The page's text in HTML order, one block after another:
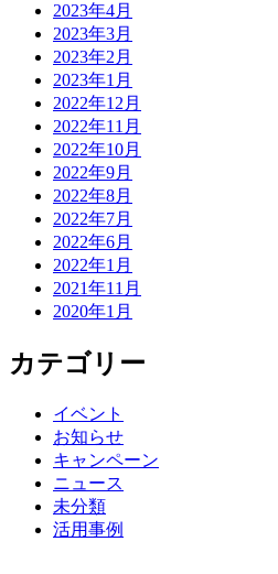
2023年4月
2023年3月
2023年2月
2023年1月
2022年12月
2022年11月
2022年10月
2022年9月
2022年8月
2022年7月
2022年6月
2022年1月
2021年11月
2020年1月
カテゴリー
イベント
お知らせ
キャンペーン
ニュース
未分類
活用事例